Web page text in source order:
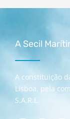
A Secil
A constituição
Lisboa, pela
S.A.R.L.